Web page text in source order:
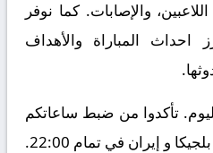
والإصابات. كما نوفر
احداث المباراة والأهداف
تأكدوا من ضبط ساعاتكم
و إيران في تمام 22:00.